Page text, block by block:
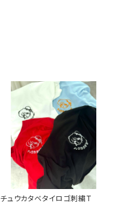
チュウカタベタイロゴ刺繍T